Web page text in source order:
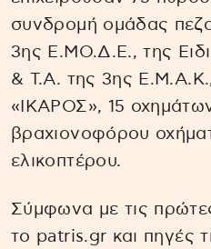
συνδρομή ομάδας
3ης Ε.ΜΟ.Δ.Ε., της
& Τ.Α. της 3ης
«ΙΚΑΡΟΣ», 15
βραχιονοφόρου
ελικοπτέρου.
Σύμφωνα με τις
το patris.gr και πηγές